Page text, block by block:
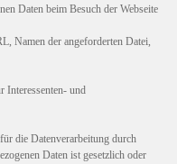
Daten beim Besuch der Webseite
Namen der angeforderten Datei,
Interessenten- und
die Datenverarbeitung durch
Daten ist gesetzlich oder